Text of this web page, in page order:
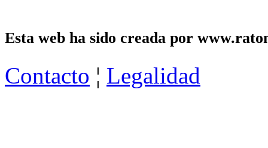
Esta web ha sido creada por
Contacto ¦ Legalidad